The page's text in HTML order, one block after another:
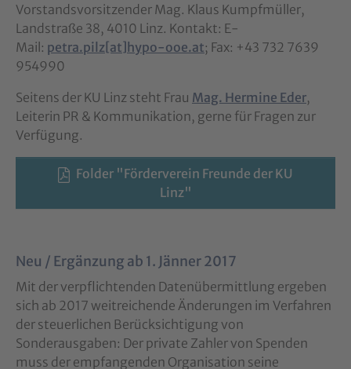
Vorstandsvorsitzender Mag. Klaus Kumpfmüller,
Landstraße 38, 4010 Linz. Kontakt: E-
Mail: petra.pilz[at]hypo-ooe.at; Fax: +43 732 7639
954990
Seitens der KU Linz steht Frau Mag. Hermine Eder,
Leiterin PR & Kommunikation, gerne für Fragen zur
Verfügung.
Folder "Förderverein Freunde der KU
Linz"
Neu / Ergänzung ab 1. Jänner 2017
Mit der verpflichtenden Datenübermittlung ergeben
sich ab 2017 weitreichende Änderungen im Verfahren
der steuerlichen Berücksichtigung von
Sonderausgaben: Der private Zahler von Spenden
muss der empfangenden Organisation seine